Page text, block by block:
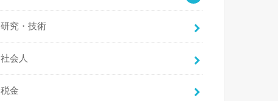
研究・技術
社会人
税金